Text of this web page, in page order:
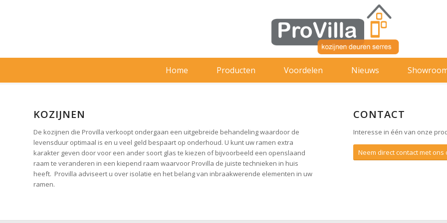
Home Producten Voordelen Nieuws
KOZIJNEN
De kozijnen die Provilla verkoopt ondergaan een uitgebreide behandeling waardoor de
levensduur optimaal is en u veel geld bespaart op onderhoud. U kunt uw ramen extra
karakter geven door voor een ander soort glas te kiezen of bijvoorbeeld een openslaand
raam te veranderen in een kiepend raam waarvoor Provilla de juiste technieken in huis
heeft. Provilla adviseert u over isolatie en het belang van inbraakwerende elementen in uw
ramen.
CONTACT
Interesse in één van onze
Neem direct contact met ons